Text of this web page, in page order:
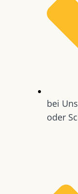
bei
oder